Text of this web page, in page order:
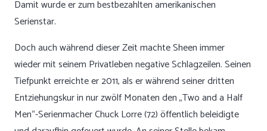
Damit wurde er zum bestbezahlten amerikanischen
Serienstar.
Doch auch während dieser Zeit machte Sheen immer
wieder mit seinem Privatleben negative Schlagzeilen. Seinen
Tiefpunkt erreichte er 2011, als er während seiner dritten
Entziehungskur in nur zwölf Monaten den „Two and a Half
Men“-Serienmacher Chuck Lorre (72) öffentlich beleidigte